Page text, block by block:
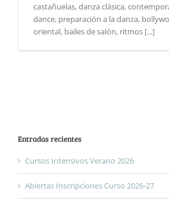
castañuelas, danza clásica,
dance, preparación a la danza,
oriental, bailes de salón, ritmos [...]
Entradas recientes
Cursos Intensivos Verano 2026
Abiertas Inscripciones Curso 2026-27